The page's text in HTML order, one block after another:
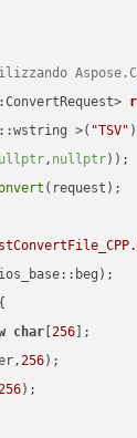
>(
"TSV"
, nullptr))
char [256 ];
256);
);